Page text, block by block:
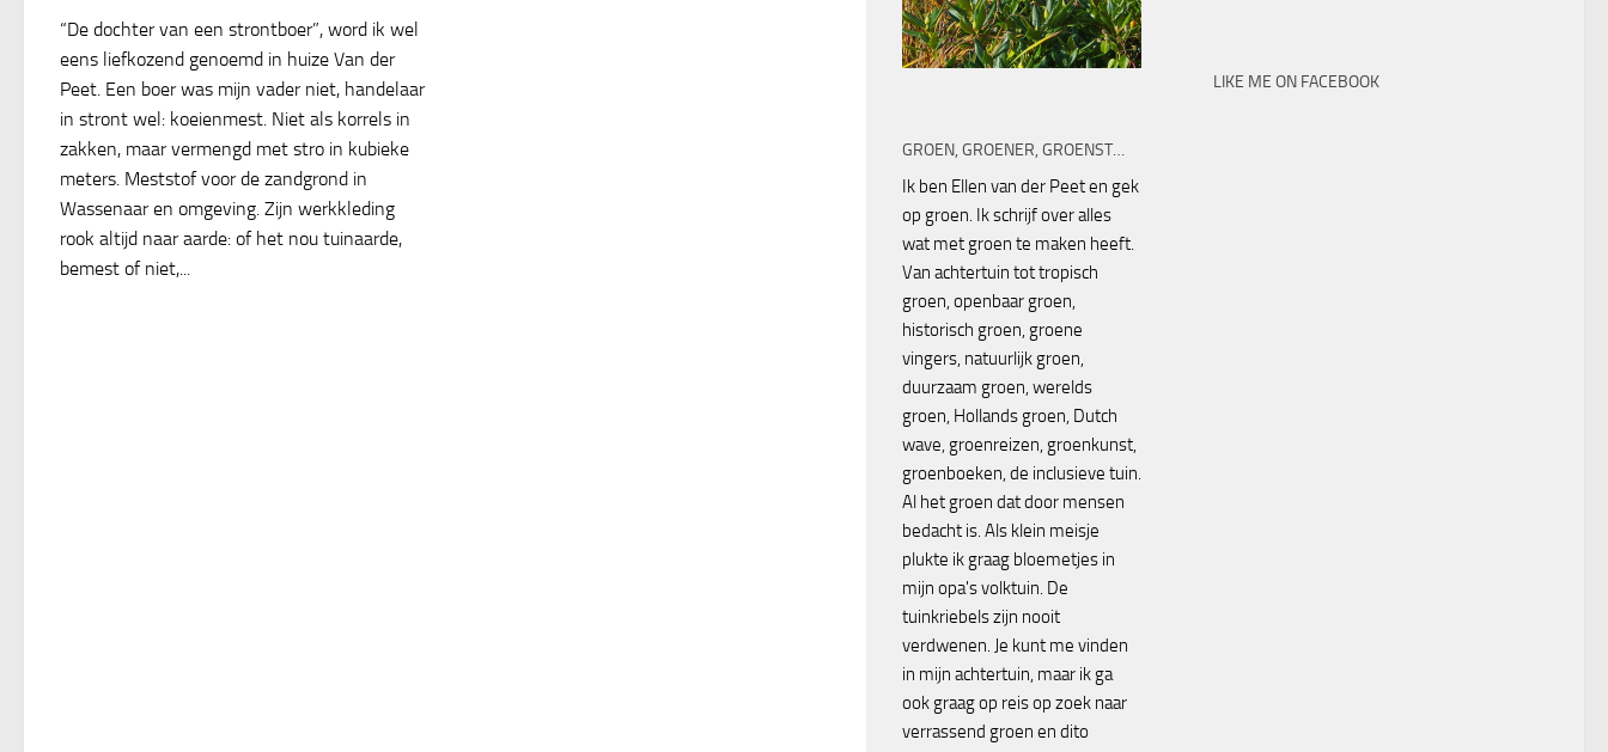
“De dochter van een strontboer”, word ik wel
eens liefkozend genoemd in huize Van der
Peet. Een boer was mijn vader niet, handelaar
in stront wel: koeienmest. Niet als korrels in
zakken, maar vermengd met stro in kubieke
meters. Meststof voor de zandgrond in
Wassenaar en omgeving. Zijn werkkleding
rook altijd naar aarde: of het nou tuinaarde,
bemest of niet,...
LIKE ME ON FACEBOOK
GROEN, GROENER, GROENST…
Ik ben Ellen van der Peet en gek
op groen. Ik schrijf over alles
wat met groen te maken heeft.
Van achtertuin tot tropisch
groen, openbaar groen,
historisch groen, groene
vingers, natuurlijk groen,
duurzaam groen, werelds
groen, Hollands groen, Dutch
wave, groenreizen, groenkunst,
groenboeken, de inclusieve tuin.
Al het groen dat door mensen
bedacht is. Als klein meisje
plukte ik graag bloemetjes in
mijn opa's volktuin. De
tuinkriebels zijn nooit
verdwenen. Je kunt me vinden
in mijn achtertuin, maar ik ga
ook graag op reis op zoek naar
verrassend groen en dito